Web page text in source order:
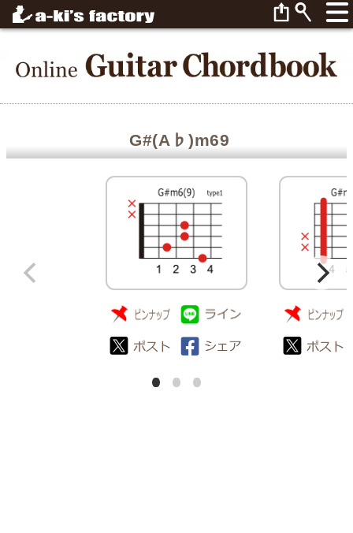
G#(A♭)m69